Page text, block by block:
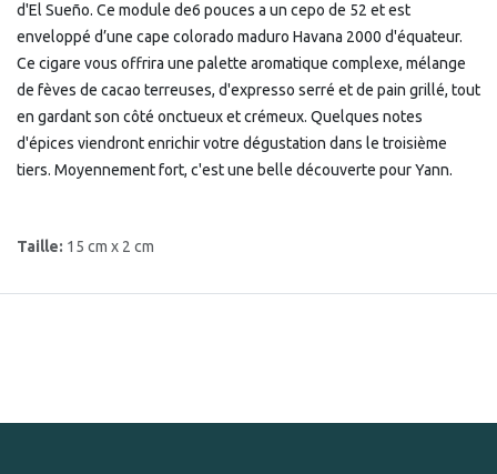
d'El Sueño. Ce module de6 pouces a un cepo de 52 et est
enveloppé d’une cape colorado maduro Havana 2000 d'équateur.
Ce cigare vous offrira une palette aromatique complexe, mélange
de fèves de cacao terreuses, d'expresso serré et de pain grillé, tout
en gardant son côté onctueux et crémeux. Quelques notes
d'épices viendront enrichir votre dégustation dans le troisième
tiers. Moyennement fort, c'est une belle découverte pour Yann.
Taille: 15 cm x 2 cm